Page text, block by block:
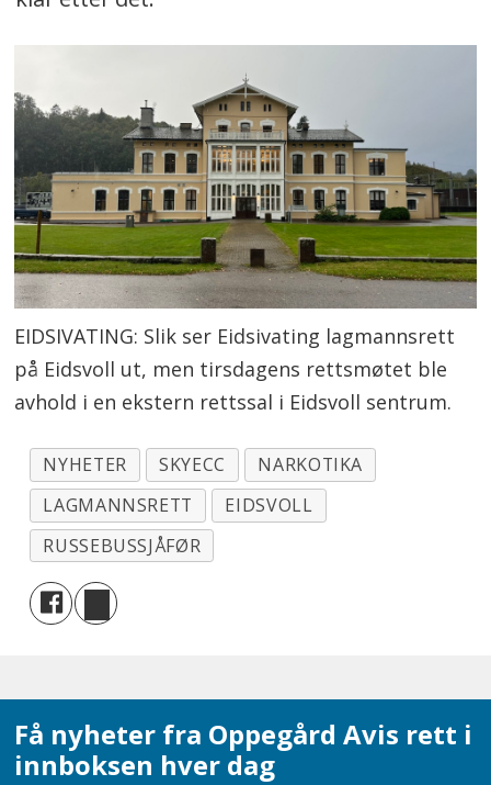
EIDSIVATING: Slik ser Eidsivating lagmannsrett
på Eidsvoll ut, men tirsdagens rettsmøtet ble
avhold i en ekstern rettssal i Eidsvoll sentrum.
NYHETER SKYECC
NARKOTIKA
LAGMANNSRETT
EIDSVOLL
RUSSEBUSSJÅFØR
Få nyheter fra Oppegård Avis rett i
innboksen hver dag